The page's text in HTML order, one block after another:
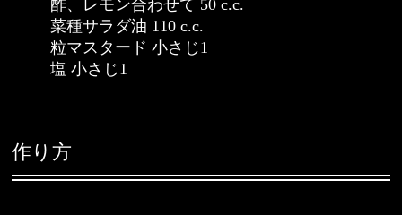
酢、レモン合わせて 50 c.c.
菜種サラダ油 110 c.c.
粒マスタード 小さじ1
塩 小さじ1
作り方